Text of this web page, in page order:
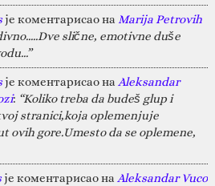
је коментарисао на Marija Petrovih
slične, emotivne duše
је коментарисао на Aleksandar
: “Koliko treba da budeš glup i
stranici,koja oplemenjuje
ovih gore.Umesto da se oplemene,
је коментарисао на Aleksandar Vuco